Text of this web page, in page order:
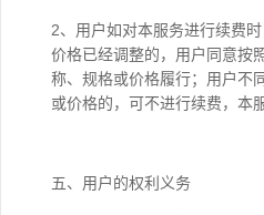
2、用户如对本服务进行续费
价格已经调整的，用户同意按
称、规格或价格履行；用户不
或价格的，可不进行续费，本
五、用户的权利义务